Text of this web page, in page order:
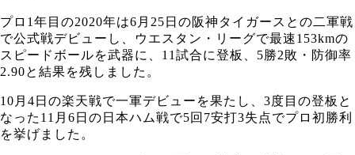
プロ1年目の2020年は6月25日の阪神タイガースとの二軍戦
で公式戦デビューし、ウエスタン・リーグで最速153kmの
スピードボールを武器に、11試合に登板、5勝2敗・防御率
2.90と結果を残しました。
10月4日の楽天戦で一軍デビューを果たし、3度目の登板と
なった11月6日の日本ハム戦で5回7安打3失点でプロ初勝利
を挙げました。